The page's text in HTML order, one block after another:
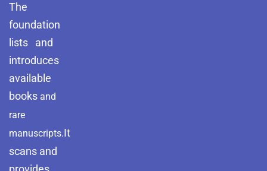
The
foundation
lists and
introduces
available
books and
rare
manuscripts.It
scans and